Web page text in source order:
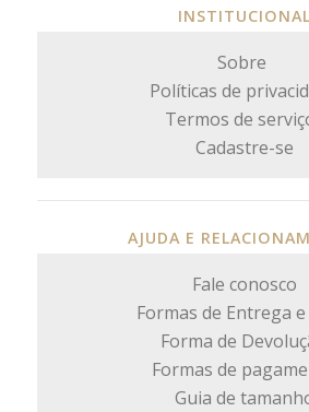
INSTITUCIONAL
Sobre
Políticas de
Termos de
Cadastre-se
AJUDA E
Fale conosco
Formas de Entrega
Forma de
Formas de
Guia de